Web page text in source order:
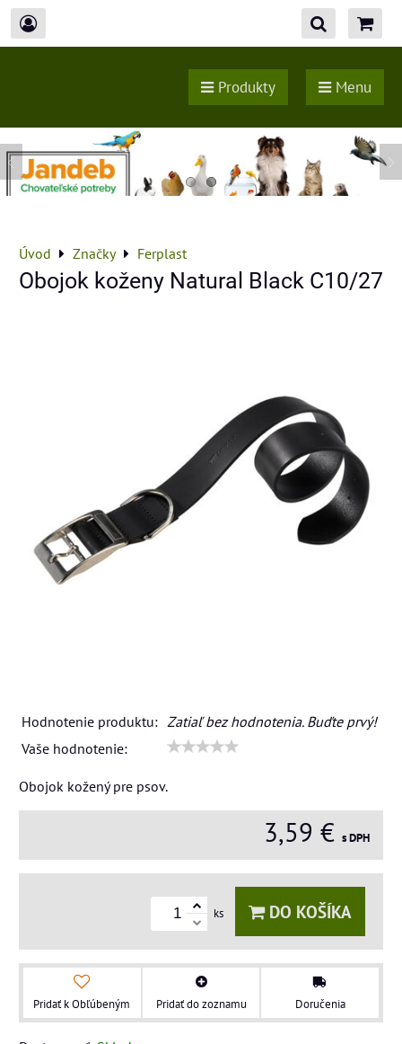
Produkty Menu
Úvod Značky Ferplast
Obojok koženy Natural Black C10/27
Hodnotenie produktu: Zatiaľ bez hodnotenia. Buďte prvý!
Vaše hodnotenie:
Obojok kožený pre psov.
3,59 € s DPH
ks DO KOŠÍKA
Pridať k Obľúbeným Pridať do zoznamu Doručenia